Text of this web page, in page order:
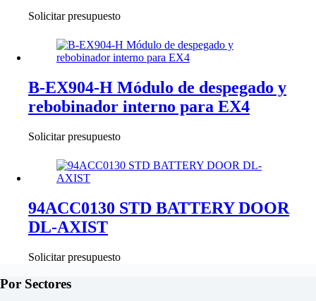
Solicitar presupuesto
B-EX904-H Módulo de despegado y
rebobinador interno para EX4
Solicitar presupuesto
94ACC0130 STD BATTERY DOOR
DL-AXIST
Solicitar presupuesto
Por Sectores